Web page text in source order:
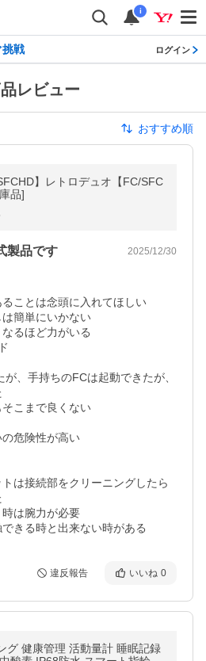
i
戦 ログイン
レビュー
おすすめ順
】レトロデュオ【FC/SFC
品]
製品です 2025/12/30
ことは念頭に入れてほしい
簡単にいかない
るほど力がいる
、手持ちのFCは起動できたが、
こまで良くない
危険性が高い
は接続部をクリーニングしたら
は腕力が必要
きる時と出来ない時がある
違反報告 いいね 0
グ 健康管理 活動量計 睡眠記録